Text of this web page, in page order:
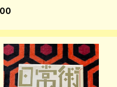
村手義治 訳 帯付き 早川書房